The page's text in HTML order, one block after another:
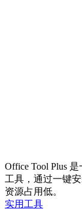
Office Tool Plus
工具，通过一键
资源占用低。
实用工具